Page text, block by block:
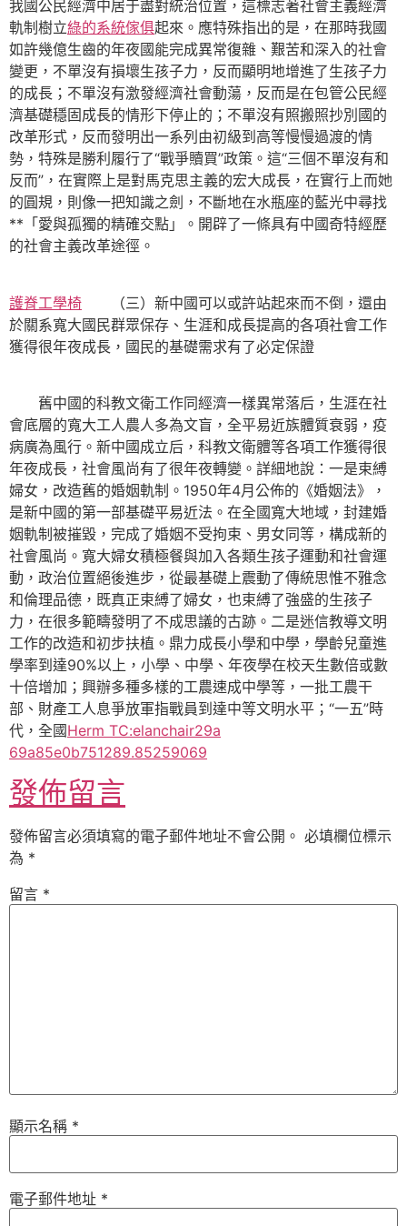
我國公民經濟中居于盡對統治位置，這標志著社會主義經濟
軌制樹立綠的系統傢俱起來。應特殊指出的是，在那時我國
如許幾億生齒的年夜國能完成異常復雜、艱苦和深入的社會
變更，不單沒有損壞生孩子力，反而顯明地增進了生孩子力
的成長；不單沒有激發經濟社會動蕩，反而是在包管公民經
濟基礎穩固成長的情形下停止的；不單沒有照搬照抄別國的
改革形式，反而發明出一系列由初級到高等慢慢過渡的情
勢，特殊是勝利履行了“戰爭贖買”政策。這“三個不單沒有和
反而”，在實際上是對馬克思主義的宏大成長，在實行上而她
的圓規，則像一把知識之劍，不斷地在水瓶座的藍光中尋找
**「愛與孤獨的精確交點」。開辟了一條具有中國奇特經歷
的社會主義改革途徑。
護脊工學椅 （三）新中國可以或許站起來而不倒，還由
於關系寬大國民群眾保存、生涯和成長提高的各項社會工作
獲得很年夜成長，國民的基礎需求有了必定保證
舊中國的科教文衛工作同經濟一樣異常落后，生涯在社
會底層的寬大工人農人多為文盲，全平易近族體質衰弱，疫
病廣為風行。新中國成立后，科教文衛體等各項工作獲得很
年夜成長，社會風尚有了很年夜轉變。詳細地說：一是束縛
婦女，改造舊的婚姻軌制。1950年4月公佈的《婚姻法》，
是新中國的第一部基礎平易近法。在全國寬大地域，封建婚
姻軌制被摧毀，完成了婚姻不受拘束、男女同等，構成新的
社會風尚。寬大婦女積極餐與加入各類生孩子運動和社會運
動，政治位置絕後進步，從最基礎上震動了傳統思惟不雅念
和倫理品德，既真正束縛了婦女，也束縛了強盛的生孩子
力，在很多範疇發明了不成思議的古跡。二是迷信教導文明
工作的改造和初步扶植。鼎力成長小學和中學，學齡兒童進
學率到達90%以上，小學、中學、年夜學在校天生數倍或數
十倍增加；興辦多種多樣的工農速成中學等，一批工農干
部、財產工人息爭放軍指戰員到達中等文明水平；“一五”時
代，全國Herm TC:elanchair29a
69a85e0b751289.85259069
發佈留言
發佈留言必須填寫的電子郵件地址不會公開。 必填欄位標示
為 *
留言 *
顯示名稱 *
電子郵件地址 *